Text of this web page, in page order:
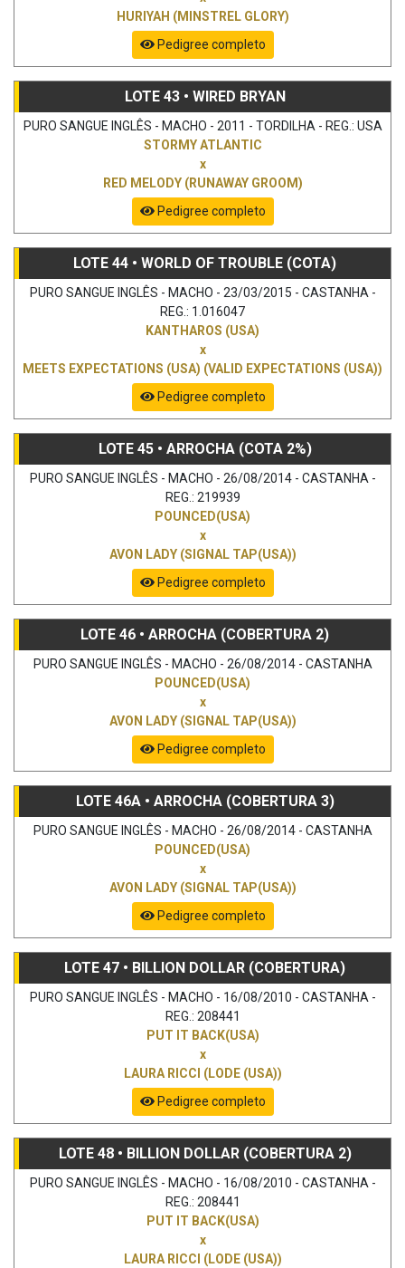
HURIYAH (MINSTREL GLORY)
Pedigree completo
LOTE 43 • WIRED BRYAN
PURO SANGUE INGLÊS - MACHO - 2011 - TORDILHA - REG.: USA
STORMY ATLANTIC
x
RED MELODY (RUNAWAY GROOM)
Pedigree completo
LOTE 44 • WORLD OF TROUBLE (COTA)
PURO SANGUE INGLÊS - MACHO - 23/03/2015 - CASTANHA -
REG.: 1.016047
KANTHAROS (USA)
x
MEETS EXPECTATIONS (USA) (VALID EXPECTATIONS (USA))
Pedigree completo
LOTE 45 • ARROCHA (COTA 2%)
PURO SANGUE INGLÊS - MACHO - 26/08/2014 - CASTANHA -
REG.: 219939
POUNCED(USA)
x
AVON LADY (SIGNAL TAP(USA))
Pedigree completo
LOTE 46 • ARROCHA (COBERTURA 2)
PURO SANGUE INGLÊS - MACHO - 26/08/2014 - CASTANHA
POUNCED(USA)
x
AVON LADY (SIGNAL TAP(USA))
Pedigree completo
LOTE 46A • ARROCHA (COBERTURA 3)
PURO SANGUE INGLÊS - MACHO - 26/08/2014 - CASTANHA
POUNCED(USA)
x
AVON LADY (SIGNAL TAP(USA))
Pedigree completo
LOTE 47 • BILLION DOLLAR (COBERTURA)
PURO SANGUE INGLÊS - MACHO - 16/08/2010 - CASTANHA -
REG.: 208441
PUT IT BACK(USA)
x
LAURA RICCI (LODE (USA))
Pedigree completo
LOTE 48 • BILLION DOLLAR (COBERTURA 2)
PURO SANGUE INGLÊS - MACHO - 16/08/2010 - CASTANHA -
REG.: 208441
PUT IT BACK(USA)
x
LAURA RICCI (LODE (USA))